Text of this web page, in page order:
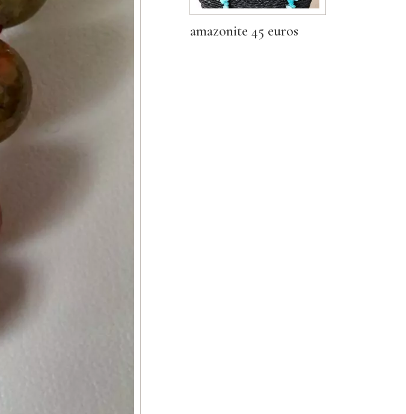
amazonite 45 euros